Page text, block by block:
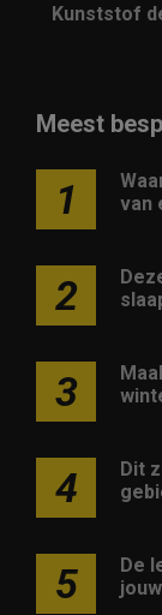
Kunststof
Meest
1
van
2
3
4
Dit
5
De